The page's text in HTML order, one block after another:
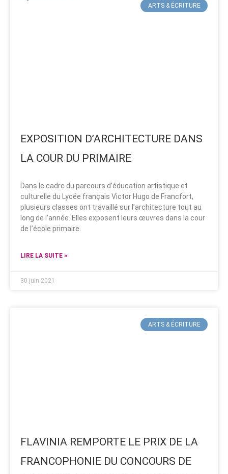
ARTS & ÉCRITURE
EXPOSITION D’ARCHITECTURE DANS
LA COUR DU PRIMAIRE
Dans le cadre du parcours d’éducation artistique et
culturelle du Lycée français Victor Hugo de Francfort,
plusieurs classes ont travaillé sur l’architecture tout au
long de l’année. Elles exposent leurs œuvres dans la cour
de l’école primaire.
LIRE LA SUITE »
30 juin 2021
ARTS & ÉCRITURE
FLAVINIA REMPORTE LE PRIX DE LA
FRANCOPHONIE DU CONCOURS DE